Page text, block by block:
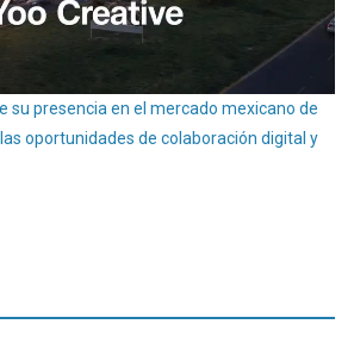
su presencia en el mercado mexicano de
oportunidades de colaboración digital y